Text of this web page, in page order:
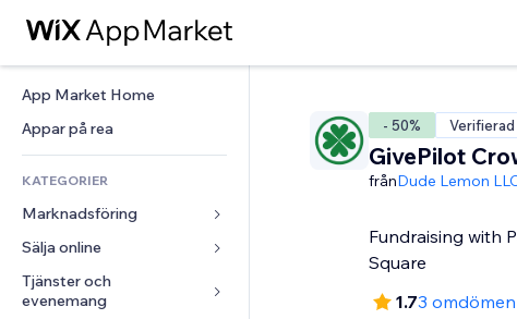
App Market Home
Appar på rea
KATEGORIER
Marknadsföring
Annonser
Mobil
Statistik
Sälja online
Appar för butiker
Frakt och leverans
Tjänster och
evenemang
- 50% Verifierad
GivePilot
frånDude Lemon
Fundraising with
Square
1.73 omdömen